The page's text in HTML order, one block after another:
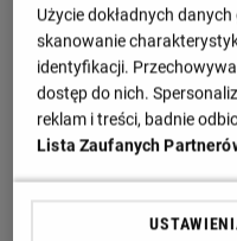
Użycie dokładnych
skanowanie
identyfikacji.
dostęp do nich.
reklam i treści,
Lista Zaufanych